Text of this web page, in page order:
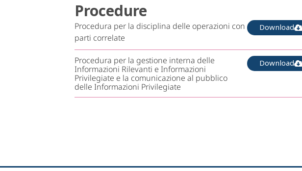
Procedure
Procedura per la disciplina delle operazioni con
parti correlate
Download
Procedura per la gestione interna delle
Informazioni Rilevanti e Informazioni
Privilegiate e la comunicazione al pubblico
delle Informazioni Privilegiate
Download